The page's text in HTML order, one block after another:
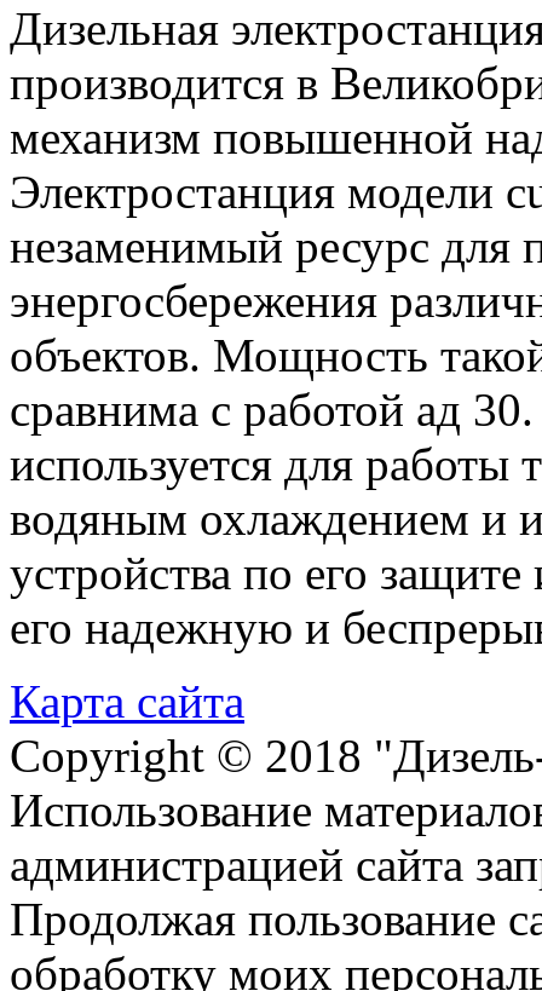
Дизельная
производится в
механизм повышенной
Электростанция модели
незаменимый ресурс для
энергосбережения
объектов. Мощность
сравнима с работой ад
используется для работы
водяным охлаждением и
устройства по его
его надежную и
Карта сайта
Copyright © 2018
Использование
администрацией сайта
Продолжая пользование
обработку моих